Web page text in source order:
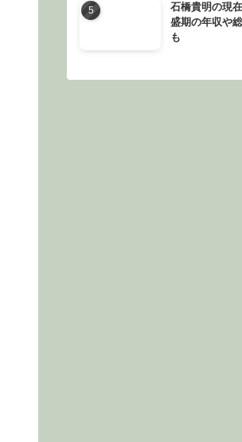
石橋貴明の現
盛期の年収や
も